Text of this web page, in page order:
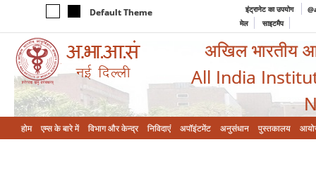
Default Theme इंट्रानेट का उपयोग
मेल
साइटमैप
अखिल भारतीय
All India
होम एम्‍स के बारे में विभाग और केन्‍द्र निविदाएं अपॉइंटमेंट अनुसंधान पुस्तकालय